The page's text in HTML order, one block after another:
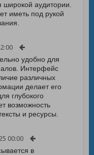
широкой аудитории.
иметь под рукой
удобно для
Интерфейс
различных
делает его
глубокого
возможность
и ресурсы.
00:00
в